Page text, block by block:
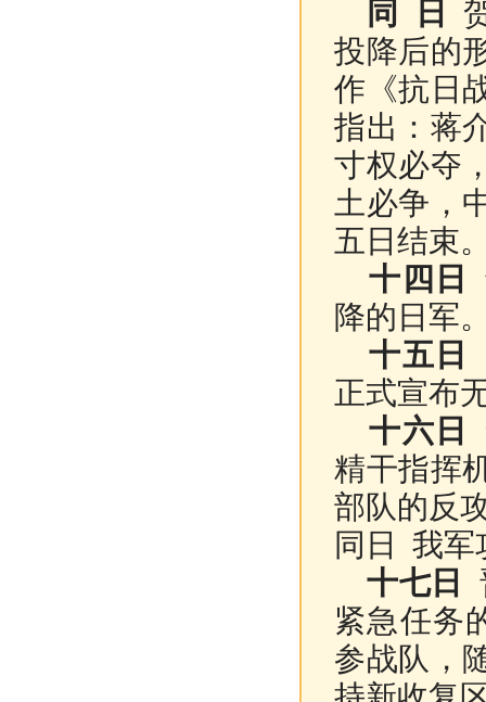
同 日
投降后的
作《抗日
指出：蒋
寸权必夺
土必争，
五日结束
十四日
降的日军
十五日
正式宣布
十六日
精干指挥
部队的反
同日 我军
十七日
紧急任务
参战队，